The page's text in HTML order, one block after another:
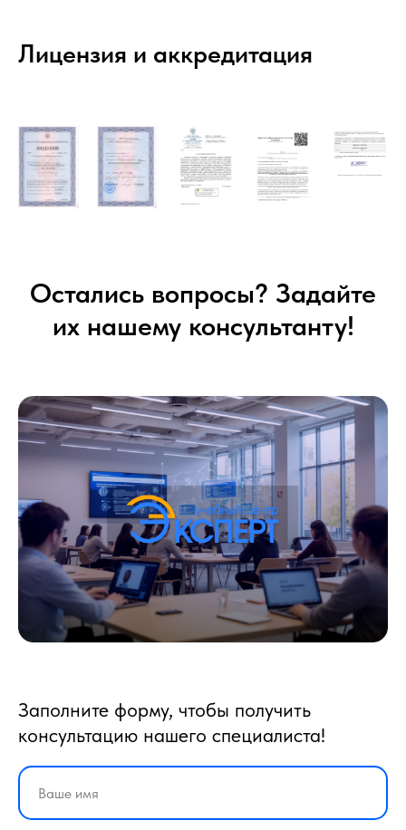
Лицензия и аккредитация
Остались вопросы? Задайте
их нашему консультанту!
Заполните форму, чтобы получить
консультацию нашего специалиста!